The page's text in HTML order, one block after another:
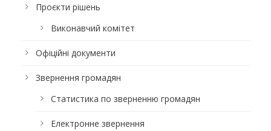
Проєкти рішень
Виконавчий комітет
Офіційні документи
Звернення громадян
Статистика по зверненню громадян
Електронне звернення